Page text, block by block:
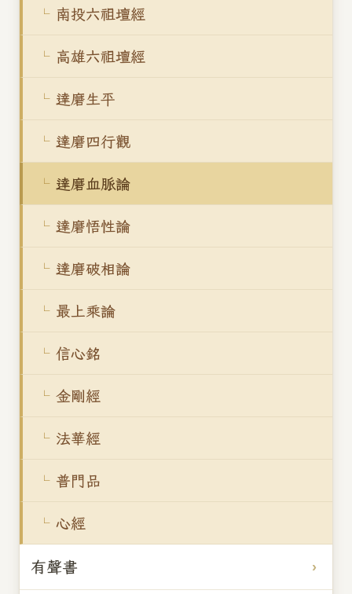
南投六祖壇經
高雄六祖壇經
達磨生平
達磨四行觀
達磨血脈論
達磨悟性論
達磨破相論
最上乘論
信心銘
金剛經
法華經
普門品
心經
有聲書